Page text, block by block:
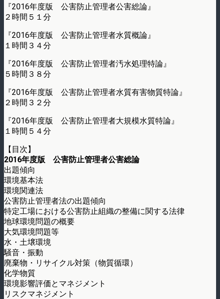
『2016年度版 公害防止管理者公害総論』
２時間５１分
『2016年度版 公害防止管理者水質概論』
１時間３４分
『2016年度版 公害防止管理者汚水処理特論』
５時間３８分
『2016年度版 公害防止管理者水質有害物質特論』
２時間３２分
『2016年度版 公害防止管理者大規模水質特論』
１時間５４分
【目次】
2016年度版 公害防止管理者公害総論
出題傾向
環境基本法
環境関連法
公害防止管理者法の出題傾向
特定工場における公害防止組織の整備に関する法律
地球環境問題の概要
大気環境問題等
水・土壌環境
騒音・振動
廃棄物・リサイクル対策（物質循環）
化学物質
環境影響評価とマネジメント
リスクマネジメント